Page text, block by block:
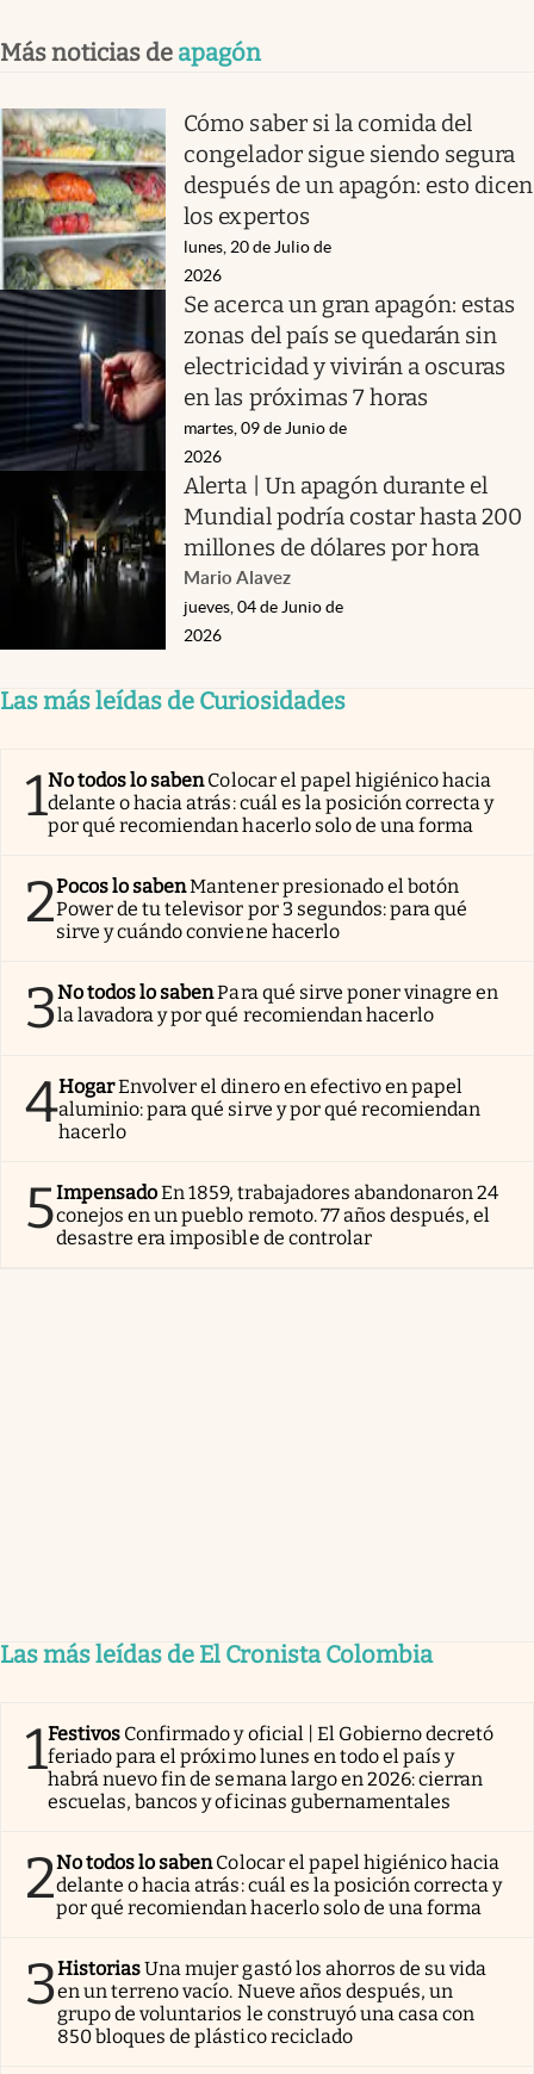
Más noticias de apagón
Cómo saber si la comida del
congelador sigue siendo segura
después de un apagón: esto dicen
los expertos
lunes, 20 de Julio de
2026
Se acerca un gran apagón: estas
zonas del país se quedarán sin
electricidad y vivirán a oscuras
en las próximas 7 horas
martes, 09 de Junio de
2026
Alerta | Un apagón durante el
Mundial podría costar hasta 200
millones de dólares por hora
Mario Alavez
jueves, 04 de Junio de
2026
Las más leídas de Curiosidades
1No todos lo sabenColocar el papel higiénico hacia
delante o hacia atrás: cuál es la posición correcta y
por qué recomiendan hacerlo solo de una forma
2Pocos lo sabenMantener presionado el botón
Power de tu televisor por 3 segundos: para qué
sirve y cuándo conviene hacerlo
3No todos lo sabenPara qué sirve poner vinagre en
la lavadora y por qué recomiendan hacerlo
4HogarEnvolver el dinero en efectivo en papel
aluminio: para qué sirve y por qué recomiendan
hacerlo
5ImpensadoEn 1859, trabajadores abandonaron 24
conejos en un pueblo remoto. 77 años después, el
desastre era imposible de controlar
Las más leídas de El Cronista Colombia
1Festivos Confirmado y oficial | El Gobierno decretó
feriado para el próximo lunes en todo el país y
habrá nuevo fin de semana largo en 2026: cierran
escuelas, bancos y oficinas gubernamentales
2No todos lo sabenColocar el papel higiénico hacia
delante o hacia atrás: cuál es la posición correcta y
por qué recomiendan hacerlo solo de una forma
3HistoriasUna mujer gastó los ahorros de su vida
en un terreno vacío. Nueve años después, un
grupo de voluntarios le construyó una casa con
850 bloques de plástico reciclado